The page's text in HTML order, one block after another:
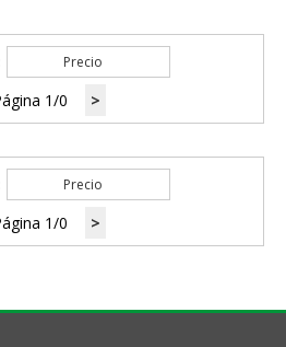
Precio
1/0 >
Precio
1/0 >